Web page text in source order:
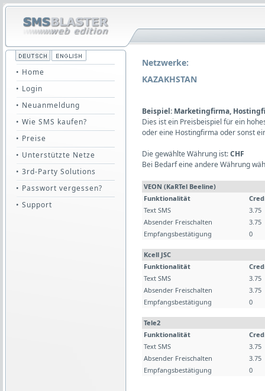
• Home
• Login
• Neuanmeldung
• Wie SMS kaufen?
• Preise
• Unterstützte Netze
• 3rd-Party Solutions
• Passwort vergessen?
• Support
Netzwerke:
KAZAKHSTAN
Beispiel: Marketingfirma,
Dies ist ein Preisbeispiel für ein
oder eine Hostingfirma oder sonst
Die gewählte Währung ist:CHF
Bei Bedarf eine andere Währung
VEON (KaRTel Beeline)
Funktionalität
Text SMS
3.75
Absender Freischalten
3.75
Empfangsbestätigung
0
Kcell JSC
Funktionalität
Text SMS
3.75
Absender Freischalten
3.75
Empfangsbestätigung
0
Tele2
Funktionalität
Text SMS
3.75
Absender Freischalten
3.75
Empfangsbestätigung
0